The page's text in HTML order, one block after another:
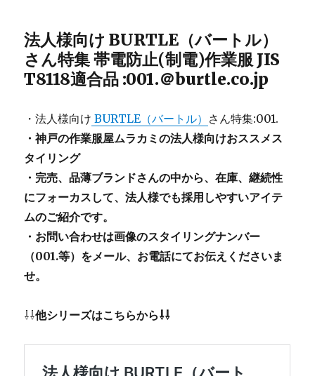
法人様向け BURTLE（バートル）
さん特集 帯電防止(制電)作業服 JIS
T8118適合品 :001.＠burtle.co.jp
・法人様向け BURTLE（バートル） さん特集:001.
・神戸の作業服屋ムラカミの法人様向けおススメス
タイリング
・完売、品薄ブランドさんの中から、在庫、継続性
にフォーカスして、法人様でも採用しやすいアイテ
ムのご紹介です。
・お問い合わせは画像のスタイリングナンバー
（001.等）をメール、お電話にてお伝えくださいま
せ。
⇩⇩他シリーズはこちらから⇩⇩